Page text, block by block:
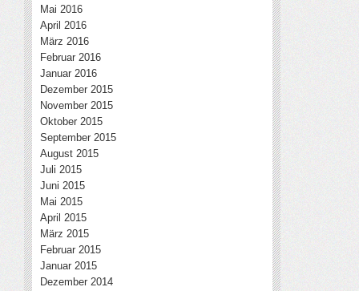
Mai 2016
April 2016
März 2016
Februar 2016
Januar 2016
Dezember 2015
November 2015
Oktober 2015
September 2015
August 2015
Juli 2015
Juni 2015
Mai 2015
April 2015
März 2015
Februar 2015
Januar 2015
Dezember 2014